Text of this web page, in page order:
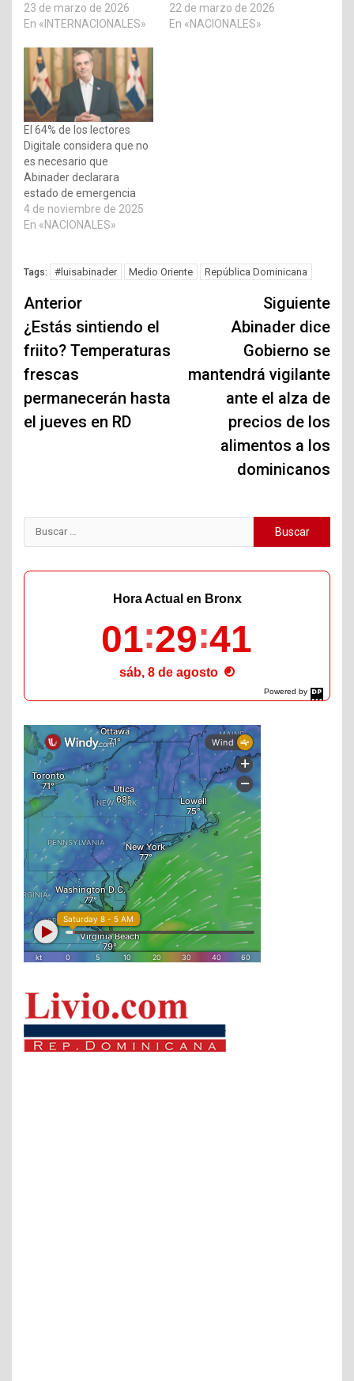
23 de marzo de 2026
En «INTERNACIONALES»
22 de marzo de 2026
En «NACIONALES»
El 64% de los lectores
Digitale considera que no
es necesario que
Abinader declarara
estado de emergencia
4 de noviembre de 2025
En «NACIONALES»
Tags: #luisabinader Medio Oriente República Dominicana
Navegación
de
entradas
Anterior
¿Estás sintiendo el
friito? Temperaturas
frescas
permanecerán hasta
el jueves en RD
Siguiente
Abinader dice
Gobierno se
mantendrá vigilante
ante el alza de
precios de los
alimentos a los
dominicanos
Buscar:
Powered by
DaysPedia.com
Hora Actual en Bronx
01 29 42
sáb, 8 de agosto